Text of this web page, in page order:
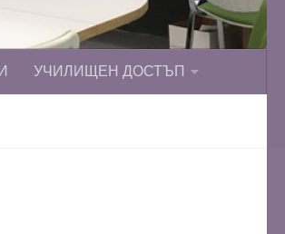
УЧИЛИЩЕН ДОСТЪП